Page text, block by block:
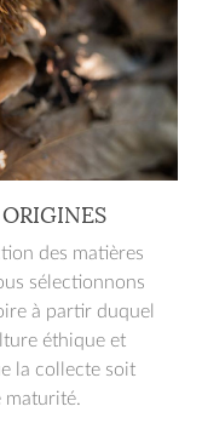
des matières
sélectionnons
à partir duquel
éthique et
la collecte soit
maturité.